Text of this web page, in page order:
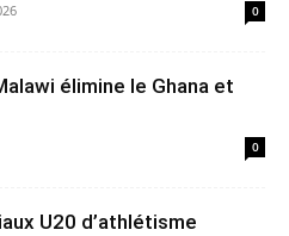
0
élimine le Ghana et
0
U20 d’athlétisme